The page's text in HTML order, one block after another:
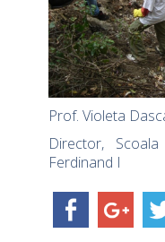
Prof. Violeta
Director,
Ferdinand I